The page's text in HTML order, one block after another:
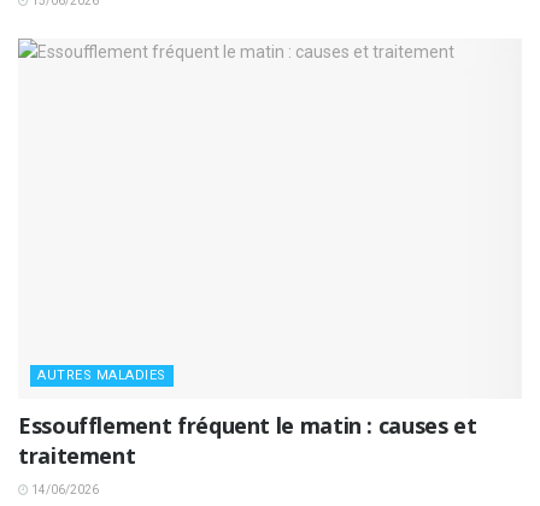
AUTRES MALADIES
Essoufflement fréquent le matin : causes et
traitement
14/06/2026